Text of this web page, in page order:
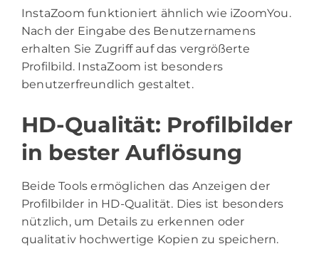
InstaZoom funktioniert ähnlich wie iZoomYou.
Nach der Eingabe des Benutzernamens
erhalten Sie Zugriff auf das vergrößerte
Profilbild. InstaZoom ist besonders
benutzerfreundlich gestaltet.
HD-Qualität: Profilbilder
in bester Auflösung
Beide Tools ermöglichen das Anzeigen der
Profilbilder in HD-Qualität. Dies ist besonders
nützlich, um Details zu erkennen oder
qualitativ hochwertige Kopien zu speichern.